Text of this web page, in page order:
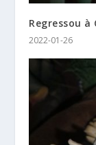
Regressou à
2022-01-26